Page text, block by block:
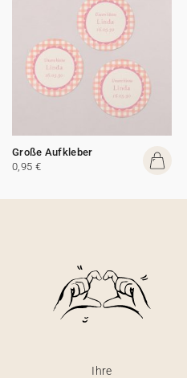
Große Aufkleber
0,95 €
Ihre